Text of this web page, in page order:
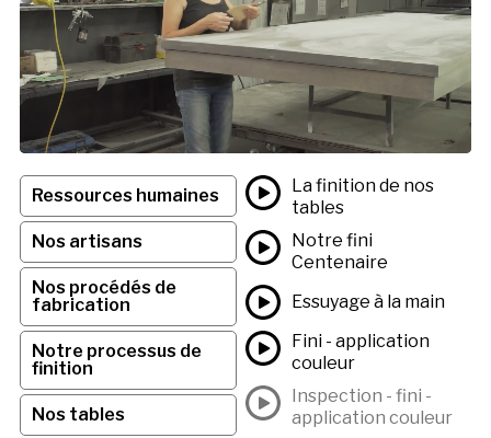
Ressources humaines
Nos artisans
Nos procédés de
fabrication
Notre processus de
finition
Nos tables
La finition de nos
tables
Notre fini
Centenaire
Essuyage à la main
Fini - application
couleur
Inspection - fini -
application couleur